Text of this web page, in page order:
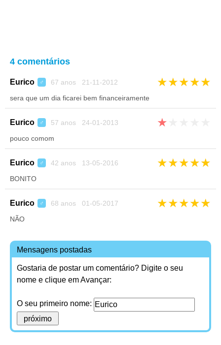
4 comentários
Eurico ♂ 67 anos 21-11-2012 ★★★★★
sera que um dia ficarei bem financeiramente
Eurico ♂ 57 anos 24-01-2013 ★
pouco comom
Eurico ♂ 42 anos 13-05-2016 ★★★★★
BONITO
Eurico ♂ 68 anos 01-05-2017 ★★★★★
NÃO
Mensagens postadas
Gostaria de postar um comentário? Digite o seu
nome e clique em Avançar:
O seu primeiro nome: